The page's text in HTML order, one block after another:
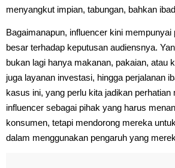
menyangkut impian, tabungan, bahkan
Bagaimanapun, influencer kini mempunyai
besar terhadap keputusan audiensnya.
bukan lagi hanya makanan, pakaian, atau
juga layanan investasi, hingga perjalanan
kasus ini, yang perlu kita jadikan perhatian
influencer sebagai pihak yang harus
konsumen, tetapi mendorong mereka
dalam menggunakan pengaruh yang